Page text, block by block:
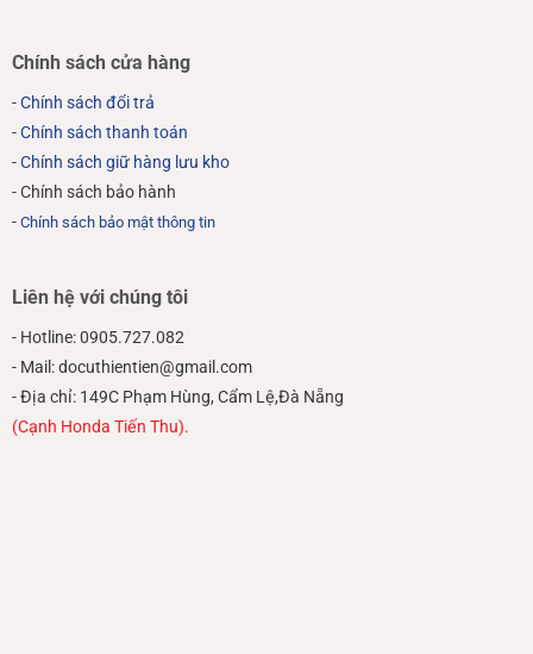
Chính sách cửa hàng
-Chính sách đổi trả
-Chính sách thanh toán
-Chính sách giữ hàng lưu kho
- Chính sách bảo hành
- Chính sách bảo mật thông tin
Liên hệ với chúng tôi
- Hotline: 0905.727.082
- Mail: docuthientien@gmail.com
- Địa chỉ: 149C Phạm Hùng, Cẩm Lệ,Đà Nẵng
(Cạnh Honda Tiến Thu).